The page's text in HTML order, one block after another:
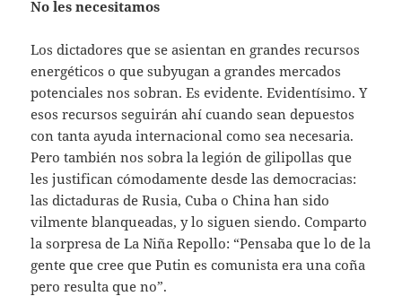
No les necesitamos
Los dictadores que se asientan en grandes recursos
energéticos o que subyugan a grandes mercados
potenciales nos sobran. Es evidente. Evidentísimo. Y
esos recursos seguirán ahí cuando sean depuestos
con tanta ayuda internacional como sea necesaria.
Pero también nos sobra la legión de gilipollas que
les justifican cómodamente desde las democracias:
las dictaduras de Rusia, Cuba o China han sido
vilmente blanqueadas, y lo siguen siendo. Comparto
la sorpresa de La Niña Repollo: “Pensaba que lo de la
gente que cree que Putin es comunista era una coña
pero resulta que no”.